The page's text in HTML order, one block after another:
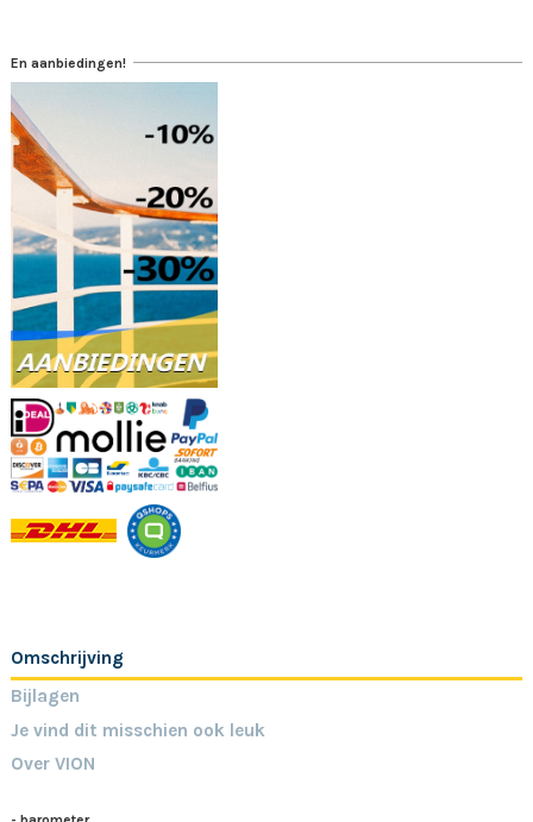
En aanbiedingen!
Omschrijving
Bijlagen
Je vind dit misschien ook leuk
Over VION